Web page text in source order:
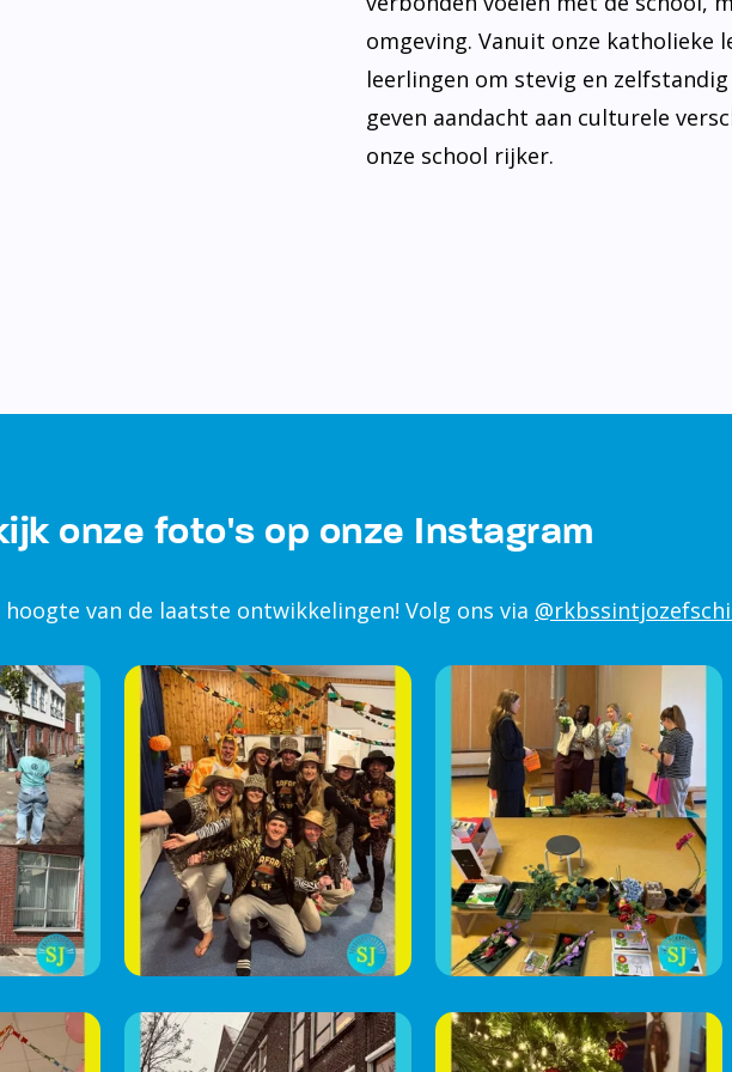
omgeving. Vanuit onze katholieke
leerlingen om stevig en
geven aandacht aan culturele
onze school rijker.
onze foto's op onze Instagram
van de laatste ontwikkelingen! Volg ons via